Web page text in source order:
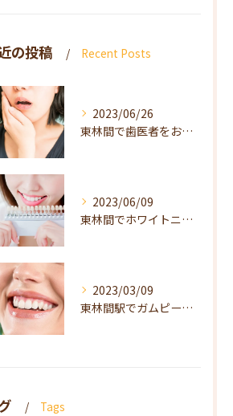
の投稿 Recent Posts
2023/06/26
東林間で歯医者をお探しの方は当院へ
2023/06/09
東林間でホワイトニング（自宅で・歯医者で）をお探しの方は当院へ
2023/03/09
東林間駅でガムピーリングをお探しの方は当院へ
Tags